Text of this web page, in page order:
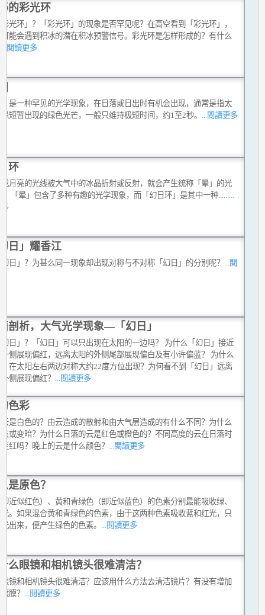
的彩光环
光环」？「彩光环」的现象是否罕见呢？在高空看到「彩光环」，
能会遇到积冰的潜在积冰预警信号。彩光环是怎样形成的？有什么
...閱讀更多
是一种罕见的光学现象，在日落或日出时有机会出现，通常是指太
短暂出现的绿色光芒，一般只维持极短时间，约1至2秒。 ...閱讀更多
环
月亮的光线被大气中的冰晶折射或反射，就会产生统称「晕」的光
「晕」包含了多种有趣的光学现象，而「幻日环」是其中一种......
日」耀香江
日」？为甚么同一现象却出现对称与不对称「幻日」的分别呢？ ...閱
剖析，大气光学现象—「幻日」
日」？「幻日」可以只出现在太阳的一边吗？ 为什么「幻日」接近
侧展现偏红，远离太阳的外侧尾部展现偏白及有小许偏蓝？ 为什么
在太阳左右两边对称大约22度方位出现？为何看不到「幻日」远离
侧展现偏红？
...閱讀更多
色彩
是白色的？由云造成的散射和由大气层造成的有什么不同？为什么
或变暗？为什么日落的云是红色或橙色的？不同高度的云在日落时
红吗？晚上的云是什么颜色？
...閱讀更多
是原色？
近似红色）、黄和青绿色（即近似蓝色）的色素分别最能吸收绿、
。如果混合黄和青绿色的色素，由于这两种色素吸收蓝和红光，只
出来，便产生绿色的色素。 ...閱讀更多
么眼镜和相机镜头很难清洁？
镜和相机镜头很难清洁？应该用什么方法去清洁镜片？有没有增加
膜？
...閱讀更多